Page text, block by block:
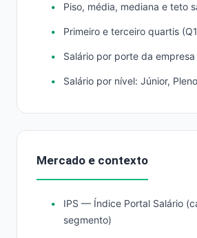
Piso, média, mediana e teto
Primeiro e terceiro quartis
Salário por porte da empresa
Salário por nível: Júnior,
Mercado e contexto
IPS — Índice Portal Salário
segmento)